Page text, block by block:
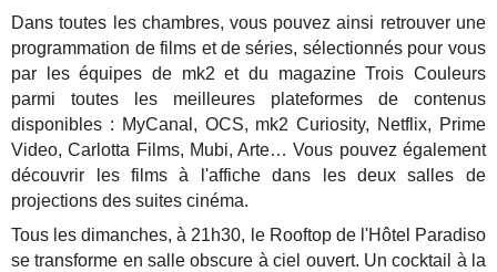
Dans toutes les chambres, vous pouvez ainsi retrouver une
programmation de films et de séries, sélectionnés pour vous
par les équipes de mk2 et du magazine Trois Couleurs
parmi toutes les meilleures plateformes de contenus
disponibles : MyCanal, OCS, mk2 Curiosity, Netflix, Prime
Video, Carlotta Films, Mubi, Arte… Vous pouvez également
découvrir les films à l'affiche dans les deux salles de
projections des suites cinéma.
Tous les dimanches, à 21h30, le Rooftop de l'Hôtel Paradiso
se transforme en salle obscure à ciel ouvert. Un cocktail à la